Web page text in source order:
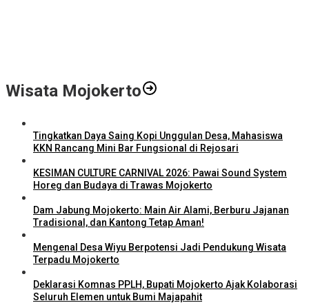
Wisata Mojokerto
Tingkatkan Daya Saing Kopi Unggulan Desa, Mahasiswa
KKN Rancang Mini Bar Fungsional di Rejosari
KESIMAN CULTURE CARNIVAL 2026: Pawai Sound System
Horeg dan Budaya di Trawas Mojokerto
Dam Jabung Mojokerto: Main Air Alami, Berburu Jajanan
Tradisional, dan Kantong Tetap Aman!
Mengenal Desa Wiyu Berpotensi Jadi Pendukung Wisata
Terpadu Mojokerto
Deklarasi Komnas PPLH, Bupati Mojokerto Ajak Kolaborasi
Seluruh Elemen untuk Bumi Majapahit